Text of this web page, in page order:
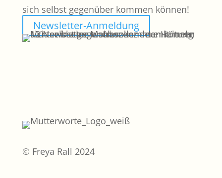
sich selbst gegenüber kommen können!
Newsletter-Anmeldung
© Freya Rall 2024